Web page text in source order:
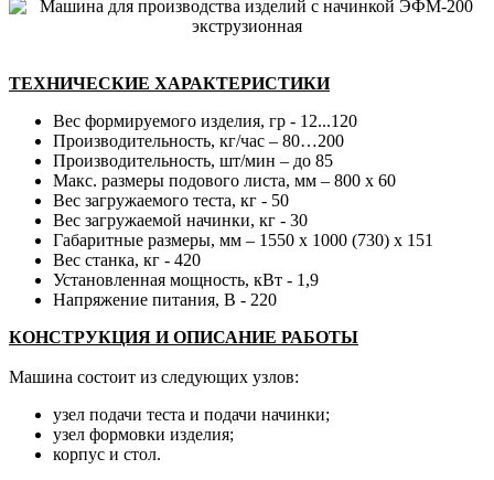
ТЕХНИЧЕСКИЕ ХАРАКТЕРИСТИКИ
Вес формируемого изделия, гр - 12...120
Производительность, кг/час – 80…200
Производительность, шт/мин – до 85
Макс. размеры подового листа, мм – 800 х 60
Вес загружаемого теста, кг - 50
Вес загружаемой начинки, кг - 30
Габаритные размеры, мм – 1550 х 1000 (730) х 151
Вес станка, кг - 420
Установленная мощность, кВт - 1,9
Напряжение питания, В - 220
КОНСТРУКЦИЯ И ОПИСАНИЕ РАБОТЫ
Машина состоит из следующих узлов:
узел подачи теста и подачи начинки;
узел формовки изделия;
корпус и стол.